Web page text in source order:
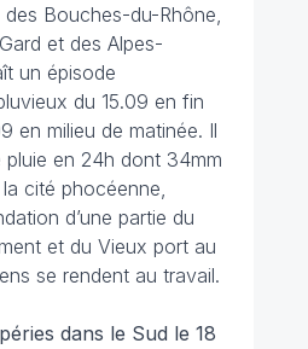
Bouches-du-Rhône,
et des Alpes-
un épisode
du 15.09 en fin
en milieu de matinée. Il
pluie en 24h dont 34mm
cité phocéenne,
d’une partie du
et du Vieux port au
se rendent au travail.
dans le Sud le 18